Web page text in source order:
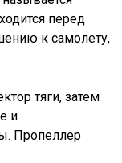
перед
к самолету,
тяги, затем
и
Пропеллер